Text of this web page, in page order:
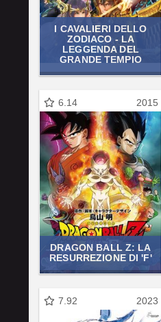
I CAVALIERI DELLO
ZODIACO - LA
LEGGENDA DEL
GRANDE TEMPIO
6.14 2015
DRAGON BALL Z: LA
RESURREZIONE DI 'F'
7.92 2023